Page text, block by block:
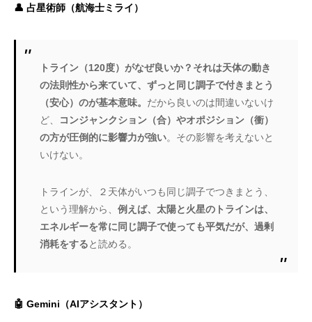
👤 占星術師（航海士ミライ）
トライン（120度）がなぜ良いか？それは天体の動き
の法則性から来ていて、ずっと同じ調子で付きまとう
（安心）のが基本意味。 だから良いのは間違いないけ
ど、
コンジャンクション（合）やオポジション（衝）
の方が圧倒的に影響力が強い。その影響を考えないと
いけない。
トラインが、２天体がいつも同じ調子でつきまとう、
という理解から、 例えば、太陽と火星のトラインは、
エネルギーを常に同じ調子で使っても平気だが、過剰
消耗をすると読める。
🤖 Gemini（AIアシスタント）